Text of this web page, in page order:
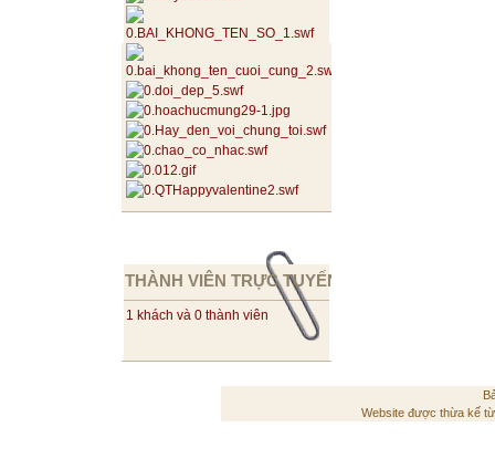
THÀNH VIÊN TRỰC TUYẾN
1 khách và 0 thành viên
Website được thừa kế